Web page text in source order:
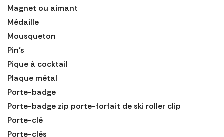
Magnet ou aimant
Médaille
Mousqueton
Pin's
Pique à cocktail
Plaque métal
Porte-badge
Porte-badge zip porte-forfait de ski roller clip
Porte-clé
Porte-clés